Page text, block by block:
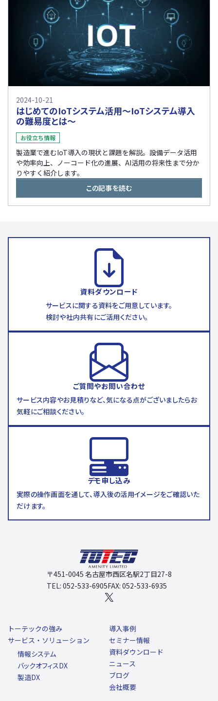
2024-10-21
はじめてのIoTシステム活用～IoTシステム導入
の難易度とは～
お役立ち情報
製造業で進むIoT導入の現状と課題を解説。設備データ活用
や効率向上、ノーコード化の進展、AI活用の将来性まで分か
りやすく紹介します。
この記事を読む
資料ダウンロード
サービスに関する資料をご用意しています。
検討や社内共有にご活用ください。
ご質問やお問い合わせ
サービス内容やお見積りなど、気になる点がございましたらお
気軽にご相談ください。
デモ申し込み
実際の操作画面を通して、導入後の活用イメージをご確認いた
だけます。
〒451-0045 名古屋市西区名駅2丁目27-8
TEL: 052-533-6905FAX: 052-533-6935
X
トーテックの強み
サービス・ソリューション
情報システム
バックオフィスDX
製造DX
導入事例
セミナー情報
資料ダウンロード
ニュース
ブログ
会社概要